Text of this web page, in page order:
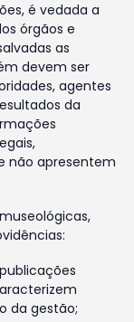
é vedada a
órgãos e
as
devem ser
agentes
da
não apresentem
da gestão;